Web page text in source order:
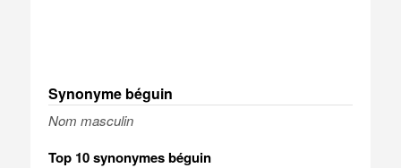
Synonyme béguin
Nom masculin
Top 10 synonymes béguin